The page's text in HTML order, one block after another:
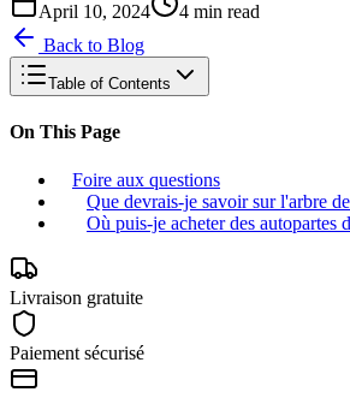
April 10, 2024 4 min read
Back to Blog
Table of Contents
On This Page
Foire aux questions
Que devrais-je savoir sur l'arbre
Où puis-je acheter des autopartes
Livraison gratuite
Paiement sécurisé